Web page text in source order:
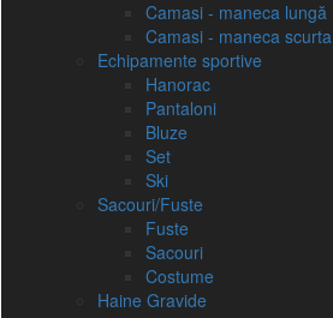
Camasi - maneca lungă
Camasi - maneca scurta
Echipamente sportive
Hanorac
Pantaloni
Bluze
Set
Ski
Sacouri/Fuste
Fuste
Sacouri
Costume
Haine Gravide